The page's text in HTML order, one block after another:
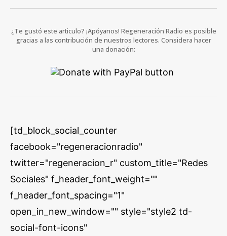
¿Te gustó este articulo? ¡Apóyanos! Regeneración Radio es posible
gracias a las contribución de nuestros lectores. Considera hacer
una donación:
[td_block_social_counter
facebook="regeneracionradio"
twitter="regeneracion_r" custom_title="Redes
Sociales" f_header_font_weight=""
f_header_font_spacing="1"
open_in_new_window="" style="style2 td-
social-font-icons"